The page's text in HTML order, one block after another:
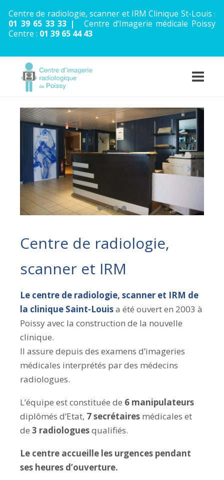
Centre de radiologie, scanner et IRM Clinique St-Louis :
01 39 65 33 33 |
Centre d’Imagerie médicale Poissy
Centre : 01 39 65 44 43
Centre de radiologie,
scanner et IRM
Le centre de radiologie, scanner et IRM de
la clinique Saint-Louisa été ouvert en 2003 à
Poissy avec la construction de la nouvelle
clinique.
Il assure depuis des examens d’imageries
médicales interprétés par des médecins
radiologues.
L’équipe est constituée de 6 manipulateurs
diplômés d’Etat, 7secrétaires médicales et
de 3 radiologuesqualifiés.
Le centre accueille les urgences pendant
ses heures d’ouverture.